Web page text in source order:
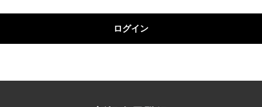
ログイン